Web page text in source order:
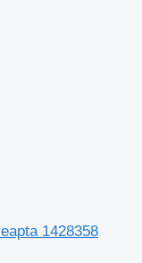
1428358